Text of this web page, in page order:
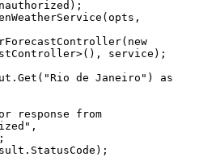
service);